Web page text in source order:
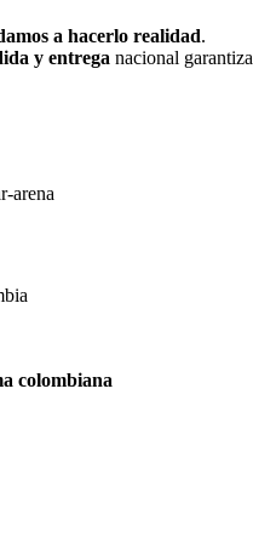
a hacerlo realidad.
y entrega nacional
colombiana